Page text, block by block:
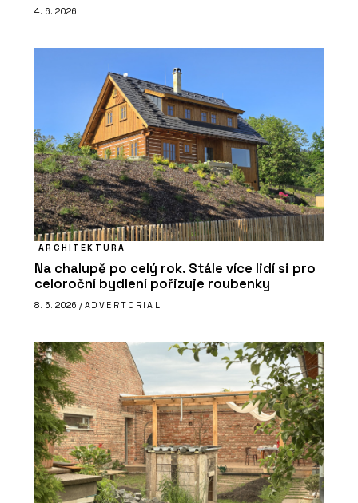
4. 6. 2026
ARCHITEKTURA
Na chalupě po celý rok. Stále více lidí si pro
celoroční bydlení pořizuje roubenky
8. 6. 2026 / ADVERTORIAL